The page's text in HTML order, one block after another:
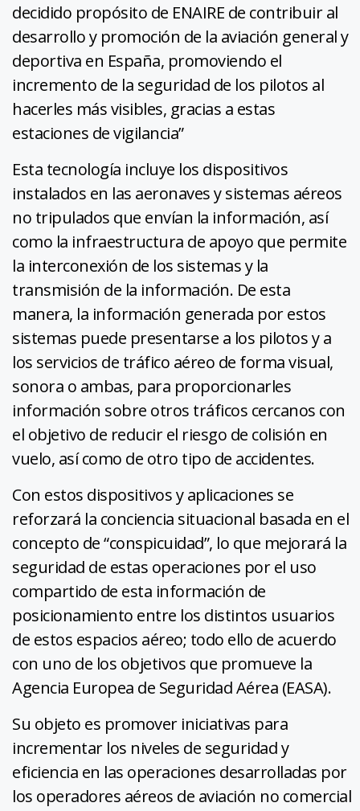
decidido propósito de ENAIRE de contribuir al
desarrollo y promoción de la aviación general y
deportiva en España, promoviendo el
incremento de la seguridad de los pilotos al
hacerles más visibles, gracias a estas
estaciones de vigilancia”
Esta tecnología incluye los dispositivos
instalados en las aeronaves y sistemas aéreos
no tripulados que envían la información, así
como la infraestructura de apoyo que permite
la interconexión de los sistemas y la
transmisión de la información. De esta
manera, la información generada por estos
sistemas puede presentarse a los pilotos y a
los servicios de tráfico aéreo de forma visual,
sonora o ambas, para proporcionarles
información sobre otros tráficos cercanos con
el objetivo de reducir el riesgo de colisión en
vuelo, así como de otro tipo de accidentes.
Con estos dispositivos y aplicaciones se
reforzará la conciencia situacional basada en el
concepto de “conspicuidad”, lo que mejorará la
seguridad de estas operaciones por el uso
compartido de esta información de
posicionamiento entre los distintos usuarios
de estos espacios aéreo; todo ello de acuerdo
con uno de los objetivos que promueve la
Agencia Europea de Seguridad Aérea (EASA).
Su objeto es promover iniciativas para
incrementar los niveles de seguridad y
eficiencia en las operaciones desarrolladas por
los operadores aéreos de aviación no comercial